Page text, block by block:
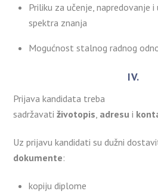
Priliku za učenje, napredovanje
spektra znanja
Mogućnost stalnog radnog
IV.
Prijava kandidata treba
sadržavati životopis, adresu i
Uz prijavu kandidati su dužni
dokumente:
kopiju diplome